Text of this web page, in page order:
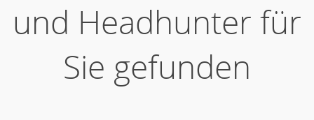
und Headhunter für
Sie gefunden